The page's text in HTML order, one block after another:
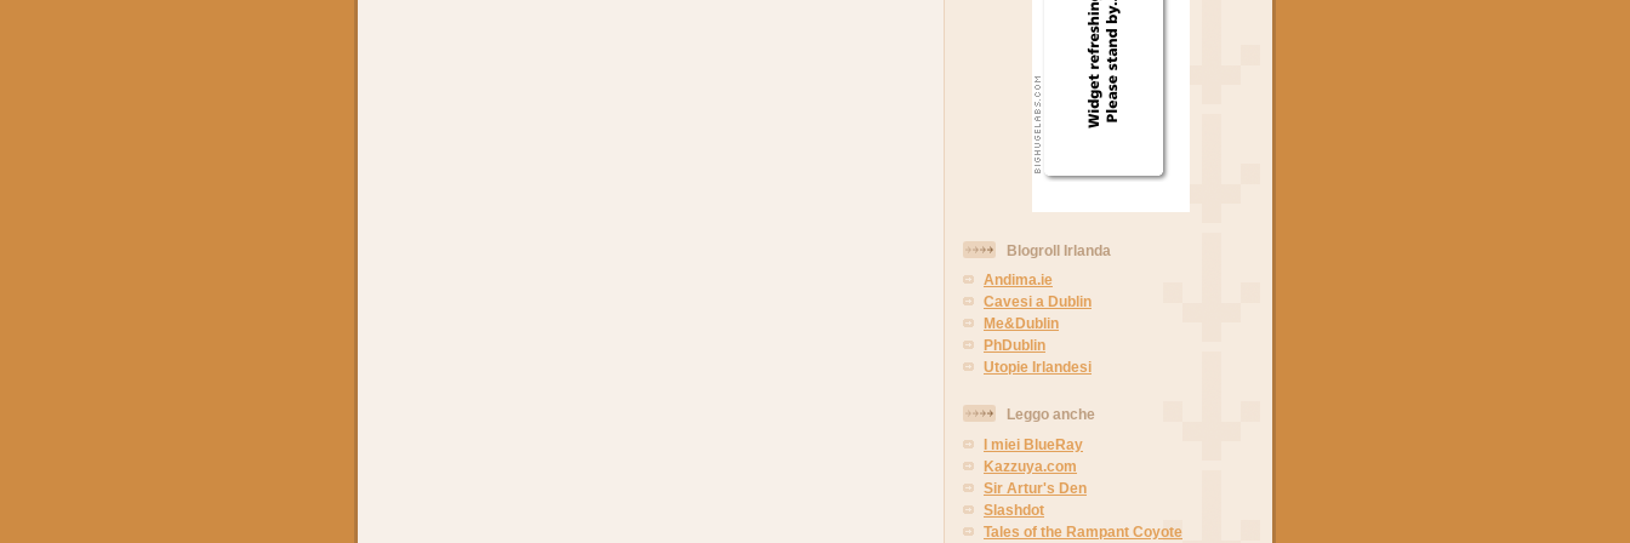
Blogroll Irlanda
Andima.ie
Cavesi a Dublin
Me&Dublin
PhDublin
Utopie Irlandesi
Leggo anche
I miei BlueRay
Kazzuya.com
Sir Artur's Den
Slashdot
Tales of the Rampant Coyote